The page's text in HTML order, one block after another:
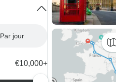
Par jour
€10,000+